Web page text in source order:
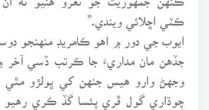
ڪٽي اڇلائي ويندي.”
ايوب جي دور ۾ اهو ڪامريڊ منهنجو
جڏهن مان مداريءَ جا ڪرتب ڏسي آخر
وجهڻ وارو هيس جنهن کي ڀولڙو
چوڌاري گول ڦري پئسا گڏ ڪري رهيو